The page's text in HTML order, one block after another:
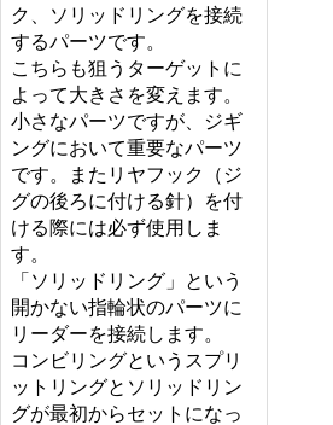
ク、ソリッドリングを接続
するパーツです。
こちらも狙うターゲットに
よって大きさを変えます。
小さなパーツですが、ジギ
ングにおいて重要なパーツ
です。またリヤフック（ジ
グの後ろに付ける針）を付
ける際には必ず使用しま
す。
「ソリッドリング」という
開かない指輪状のパーツに
リーダーを接続します。
コンビリングというスプリ
ットリングとソリッドリン
グが最初からセットになっ